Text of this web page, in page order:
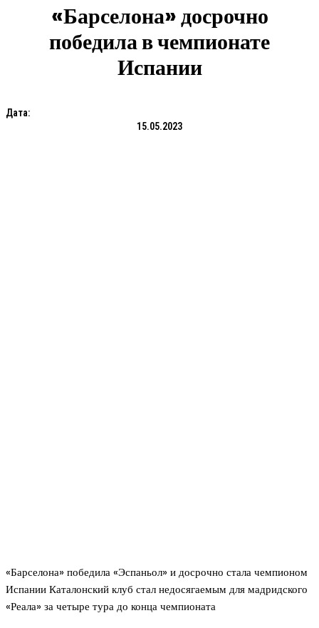
«Барселона» досрочно
победила в чемпионате
Испании
Дата:
15.05.2023
«Барселона» победила «Эспаньол» и досрочно стала чемпионом
Испании Каталонский клуб стал недосягаемым для мадридского
«Реала» за четыре тура до конца чемпионата